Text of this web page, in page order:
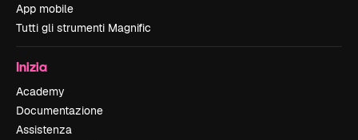
App mobile
Tutti gli strumenti Magnific
Inizia
Academy
Documentazione
Assistenza